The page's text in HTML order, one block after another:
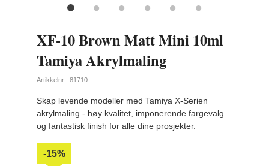
XF-10 Brown Matt Mini 10ml
Tamiya Akrylmaling
Artikkelnr.: 81710
Skap levende modeller med Tamiya X-Serien
akrylmaling - høy kvalitet, imponerende fargevalg
og fantastisk finish for alle dine prosjekter.
-15%